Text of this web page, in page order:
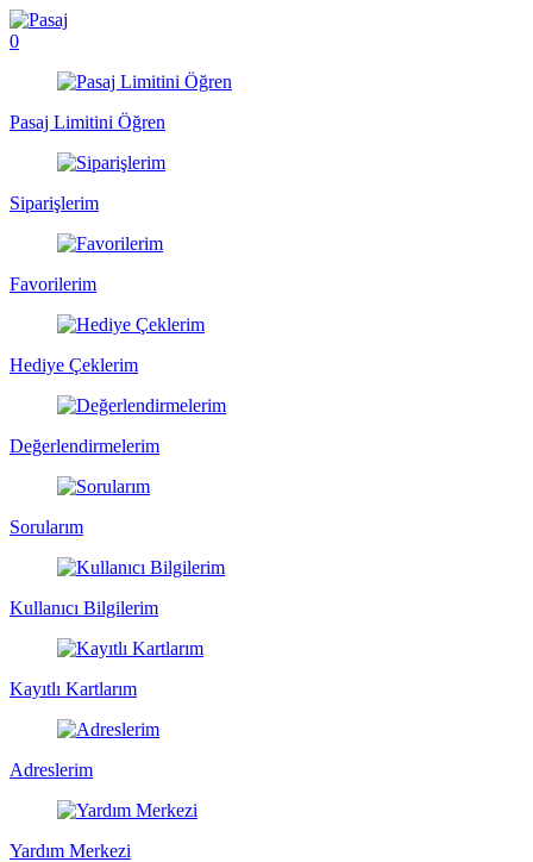
0
Pasaj Limitini Öğren
Siparişlerim
Favorilerim
Hediye Çeklerim
Değerlendirmelerim
Sorularım
Kullanıcı Bilgilerim
Kayıtlı Kartlarım
Adreslerim
Yardım Merkezi